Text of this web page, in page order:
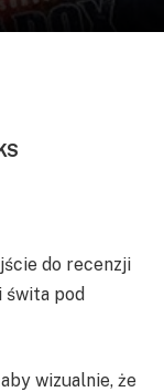
do recenzji
świta pod
wizualnie, że